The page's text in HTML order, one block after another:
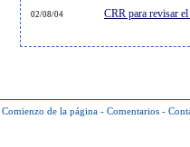
02/08/04 CRR para revisar
Comienzo de la página - Comentarios -